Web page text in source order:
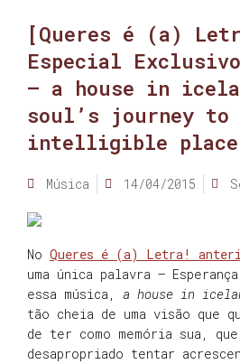
[Queres é (a)
Especial Exclusivo
– a house in
soul’s journey to
intelligible place
Música 14/04/2015
No Queres é (a) Letra!
uma única palavra –
essa música, a house in
tão cheia de uma visão que
de ter como memória sua, que
desapropriado tentar